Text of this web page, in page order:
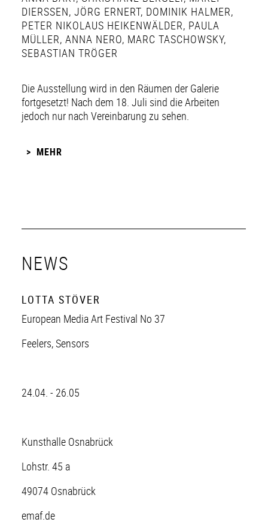
DIERSSEN , JÖRG ERNERT, DOMINIK HALMER,
PETER NIKOLAUS HEIKENWÄLDER, PAULA
MÜLLER, ANNA NERO, MARC TASCHOWSKY,
SEBASTIAN TRÖGER
Die Ausstellung wird in den Räumen der Galerie
fortgesetzt! Nach dem 18. Juli sind die Arbeiten
jedoch nur nach Vereinbarung zu sehen.
MEHR
NEWS
LOTTA STÖVER
European Media Art Festival No 37
Feelers, Sensors
24.04. - 26.05
Kunsthalle Osnabrück
Lohstr. 45 a
49074 Osnabrück
emaf.de